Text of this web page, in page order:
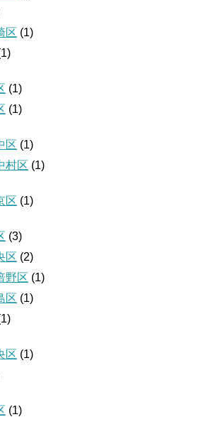
区 (1)
(1)
(1)
区 (1)
村区 (1)
区 (1)
(3)
区 (2)
野区 (1)
区 (1)
区 (1)
(1)